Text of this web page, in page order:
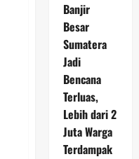
Banjir
Besar
Sumatera
Jadi
Bencana
Terluas,
Lebih dari 2
Juta Warga
Terdampak